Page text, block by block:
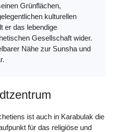
Grünflächen,
kulturellen
er das lebendige
Gesellschaft wider.
Nähe zur Sunsha und
ist auch in Karabulak die
für das religiöse und